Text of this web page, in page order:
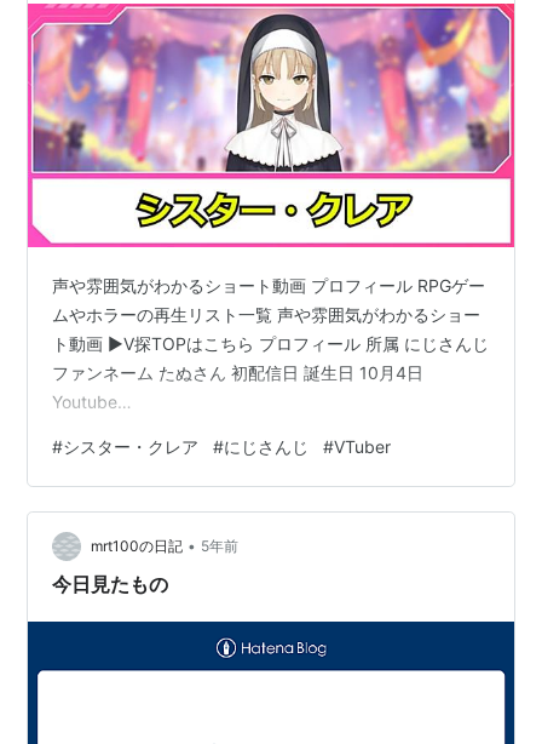
声や雰囲気がわかるショート動画 プロフィール RPGゲー
ムやホラーの再生リスト一覧 声や雰囲気がわかるショー
ト動画 ▶V探TOPはこちら プロフィール 所属 にじさんじ
ファンネーム たぬさん 初配信日 誕生日 10月4日
Youtube
NSb1toQ X https://twitter.com/sistercleaire ハッシュタ
グ 【配信タグ】#たぬさんあつまれ【ファンアートタ
グ】#描いたよクレアさん イラストレーターモデラー プ
ロフィール 普段は教会にいて、マザーの元で病気を患っ
た貧しい…
#シスター・クレア #にじさんじ #VTuber
mrt100の日記 • 5年前
今日見たもの